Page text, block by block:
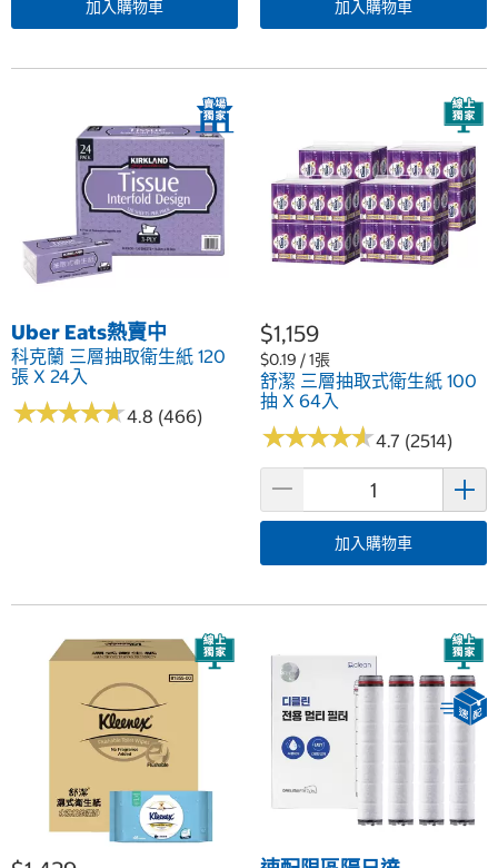
加入購物車 加入購物車
Uber Eats熱賣中
科克蘭 三層抽取衛生紙 120
張 X 24入
★★★★★
★★★★★4.8 (466)
$1,159
$0.19 / 1張
舒潔 三層抽取式衛生紙 100
抽 X 64入
★★★★★
★★★★★4.7 (2514)
加入購物車